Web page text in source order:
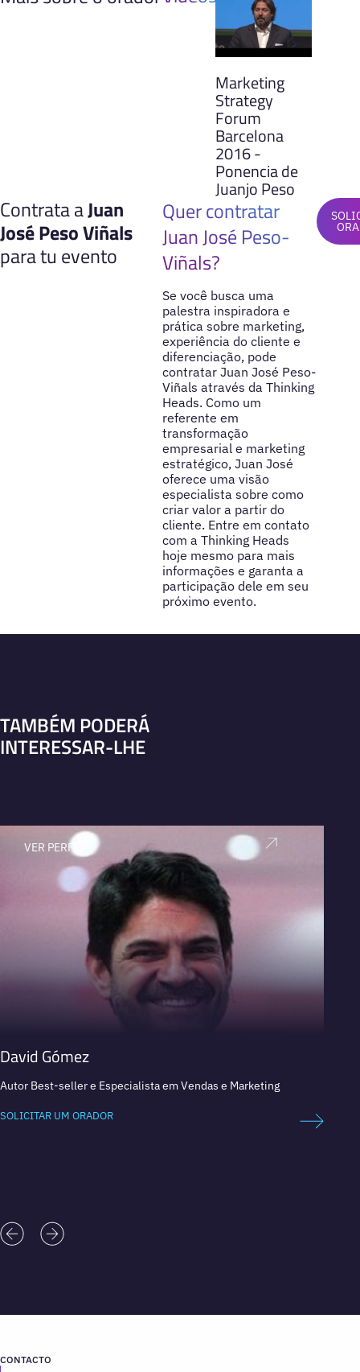
Marketing
Strategy
Forum
Barcelona
2016 -
Ponencia de
Juanjo Peso
Contrata aJuan
José Peso Viñals
para tu evento
Quer contratar
Juan José Peso-
Viñals?
Se você busca uma
palestra inspiradora e
prática sobre marketing,
experiência do cliente e
diferenciação, pode
contratar Juan José Peso-
Viñals através da Thinking
Heads. Como um
referente em
transformação
empresarial e marketing
estratégico, Juan José
oferece uma visão
especialista sobre como
criar valor a partir do
cliente. Entre em contato
com a Thinking Heads
hoje mesmo para mais
informações e garanta a
participação dele em seu
próximo evento.
TAMBÉM PODERÁ
INTERESSAR-LHE
VER PERFIL
David Gómez
Autor Best-seller e Especialista em Vendas e Marketing
SOLICITAR UM ORADOR
CONTACTO